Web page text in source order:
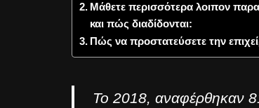
Μάθετε περισσότερα λοιπον
και πώς διαδίδονται:
Πώς να προστατεύσετε την
Το 2018, αναφέρθηκαν